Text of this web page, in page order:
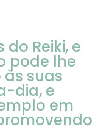
Reiki, e
pode lhe
suas
dia, e
em